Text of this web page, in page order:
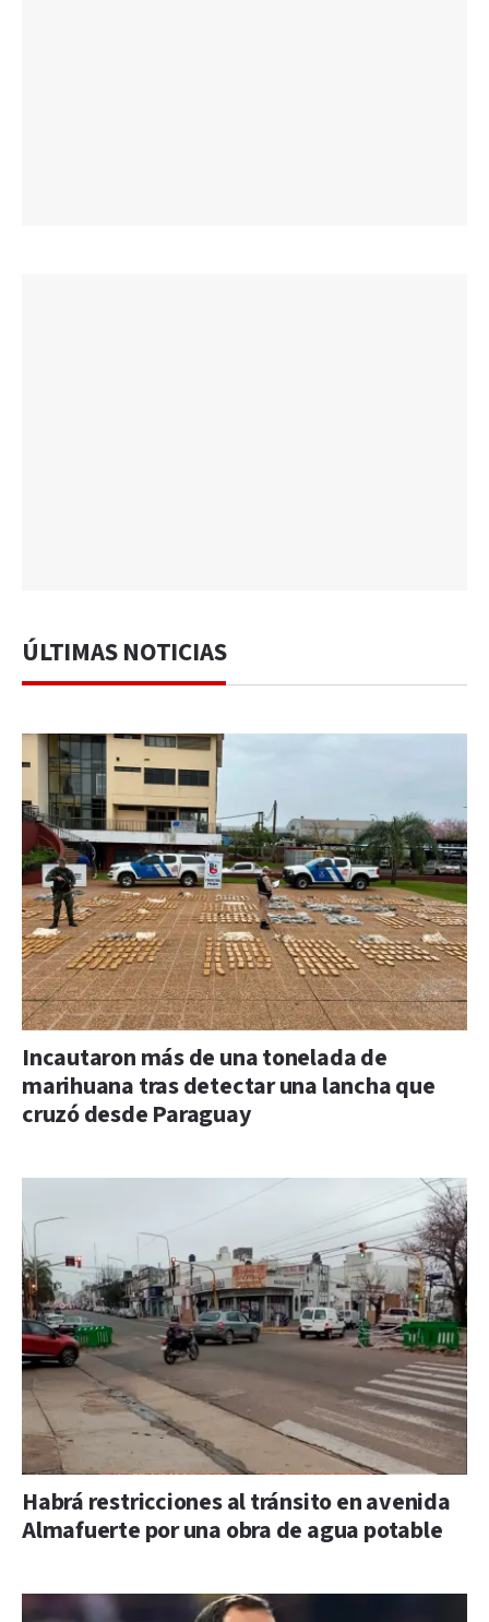
ÚLTIMAS NOTICIAS
Incautaron más de una tonelada de
marihuana tras detectar una lancha que
cruzó desde Paraguay
Habrá restricciones al tránsito en avenida
Almafuerte por una obra de agua potable